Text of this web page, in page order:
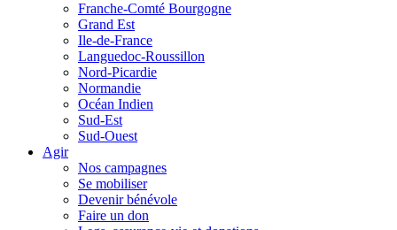
Franche-Comté Bourgogne
Grand Est
Ile-de-France
Languedoc-Roussillon
Nord-Picardie
Normandie
Océan Indien
Sud-Est
Sud-Ouest
Agir
Nos campagnes
Se mobiliser
Devenir bénévole
Faire un don